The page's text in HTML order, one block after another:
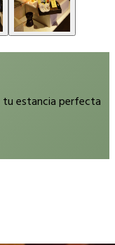
tu estancia perfecta